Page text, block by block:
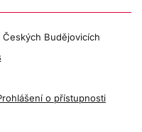
Budějovicích
o přístupnosti